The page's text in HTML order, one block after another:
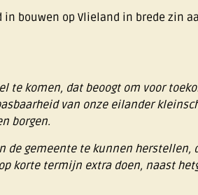
bouwen op Vlieland in brede zin
te komen, dat beoogt om voor
van onze eilander
borgen.
de gemeente te kunnen herstellen,
korte termijn extra doen, naast